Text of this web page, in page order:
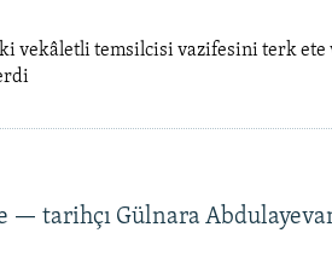
vekâletli temsilcisi vazifesini terk ete
— tarihçı Gülnara